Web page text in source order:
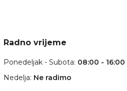
Radno vrijeme
Ponedeljak - Subota: 08:00 - 16:00
Nedelja: Ne radimo